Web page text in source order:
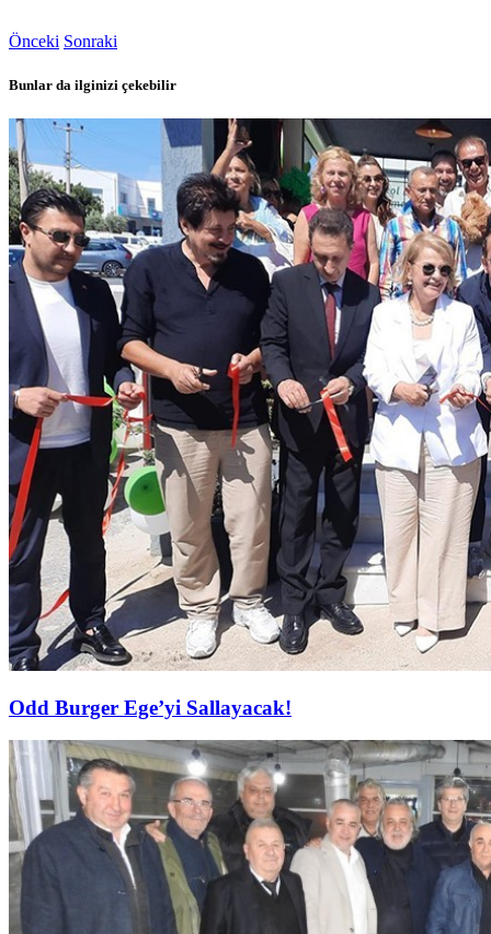
Önceki Sonraki
Bunlar da ilginizi çekebilir
Odd Burger Ege’yi Sallayacak!